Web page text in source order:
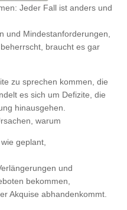
Jeder Fall ist anders und
und Mindestanforderungen,
braucht es gar
zu sprechen kommen, die
es sich um Defizite, die
hinausgehen.
warum
geplant,
und
bekommen,
Akquise abhandenkommt.